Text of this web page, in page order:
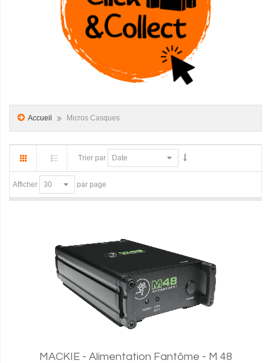
Accueil Micros Casques
Trier par
Afficher par page
MACKIE - Alimentation Fantôme - M 48